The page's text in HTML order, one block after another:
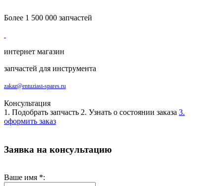
Более 1 500 000 запчастей
интернет магазин
запчастей для инструмента
zakaz@entuziast-spares.ru
Консультация
1. Подобрать запчасть 2. Узнать о состоянии заказа 3.
оформить заказ
Заявка на консультацию
Ваше имя *: